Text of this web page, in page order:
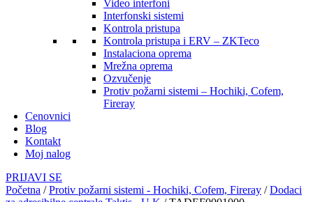
Video interfoni
Interfonski sistemi
Kontrola pristupa
Kontrola pristupa i ERV – ZKTeco
Instalaciona oprema
Mrežna oprema
Ozvučenje
Protiv požarni sistemi – Hochiki, Cofem,
Fireray
Cenovnici
Blog
Kontakt
Moj nalog
PRIJAVI SE
Početna /Protiv požarni sistemi - Hochiki, Cofem, Fireray /Dodaci